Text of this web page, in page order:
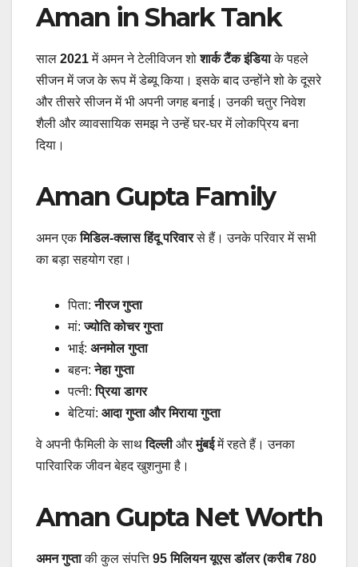
Aman in Shark Tank
साल 2021में अमन ने टेलीविजन शोशार्क टैंक इंडियाके पहले
सीजन में जज के रूप में डेब्यू किया। इसके बाद उन्होंने शो के दूसरे
और तीसरे सीजन में भी अपनी जगह बनाई। उनकी चतुर निवेश
शैली और व्यावसायिक समझ ने उन्हें घर-घर में लोकप्रिय बना
दिया।
Aman Gupta Family
अमन एकमिडिल-क्लास हिंदू परिवारसे हैं। उनके परिवार में सभी
का बड़ा सहयोग रहा।
पिता:नीरज गुप्ता
मां:ज्योति कोचर गुप्ता
भाई: अनमोल गुप्ता
बहन:नेहा गुप्ता
पत्नी:प्रिया डागर
बेटियां: आदा गुप्ता और मिराया गुप्ता
वे अपनी फैमिली के साथदिल्लीऔरमुंबईमें रहते हैं। उनका
पारिवारिक जीवन बेहद खुशनुमा है।
Aman Gupta Net Worth
अमन गुप्ताकी कुल संपत्ति 95 मिलियन यूएस डॉलर (करीब 780